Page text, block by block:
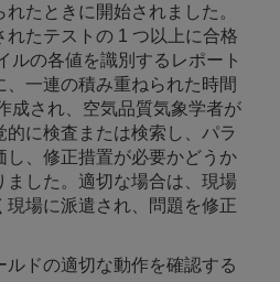
たときに開始されました。
たテストの 1 つ以上に合格
ルの各値を識別するレポート
、一連の積み重ねられた時間
成され、空気品質気象学者が
に検査または検索し、パラ
し、修正措置が必要かどうか
ました。適切な場合は、現場
場に派遣され、問題を修正
ドの適切な動作を確認する